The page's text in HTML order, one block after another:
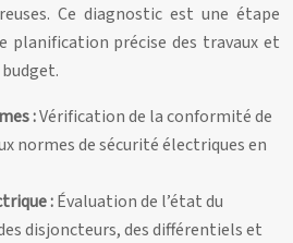
Ce diagnostic est une étape
planification précise des travaux et
:Vérification de la conformité de
normes de sécurité électriques en
:Évaluation de l’état du
disjoncteurs, des différentiels et